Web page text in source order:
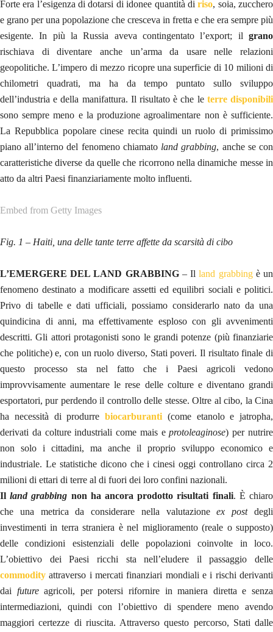
Forte era l’esigenza di dotarsi di idonee quantità diriso, soia, zucchero
e grano per una popolazione che cresceva in fretta e che era sempre più
esigente. In più la Russia aveva contingentato l’export; il grano
rischiava di diventare anche un’arma da usare nelle relazioni
geopolitiche. L’impero di mezzo ricopre una superficie di 10 milioni di
chilometri quadrati, ma ha da tempo puntato sullo sviluppo
dell’industria e della manifattura. Il risultato è che le terre disponibili
sono sempre meno e la produzione agroalimentare non è sufficiente.
La Repubblica popolare cinese recita quindi un ruolo di primissimo
piano all’interno del fenomeno chiamatoland grabbing, anche se con
caratteristiche diverse da quelle che ricorrono nella dinamiche messe in
atto da altri Paesi finanziariamente molto influenti.
Embed from Getty Images
Fig. 1 – Haiti, una delle tante terre affette da scarsità di cibo
L’EMERGERE DEL LAND GRABBING– Il land grabbingè un
fenomeno destinato a modificare assetti ed equilibri sociali e politici.
Privo di tabelle e dati ufficiali, possiamo considerarlo nato da una
quindicina di anni, ma effettivamente esploso con gli avvenimenti
descritti. Gli attori protagonisti sono le grandi potenze (più finanziarie
che politiche) e, con un ruolo diverso, Stati poveri. Il risultato finale di
questo processo sta nel fatto che i Paesi agricoli vedono
improvvisamente aumentare le rese delle colture e diventano grandi
esportatori, pur perdendo il controllo delle stesse. Oltre al cibo, la Cina
ha necessità di produrre biocarburanti (come etanolo e jatropha,
derivati da colture industriali come mais eprotoleaginose) per nutrire
non solo i cittadini, ma anche il proprio sviluppo economico e
industriale. Le statistiche dicono che i cinesi oggi controllano circa 2
milioni di ettari di terre al di fuori dei loro confini nazionali.
Illand grabbing non ha ancora prodotto risultati finali. È chiaro
che una metrica da considerare nella valutazioneex postdegli
investimenti in terra straniera è nel miglioramento (reale o supposto)
delle condizioni esistenziali delle popolazioni coinvolte in loco.
L’obiettivo dei Paesi ricchi sta nell’eludere il passaggio delle
commodityattraverso i mercati finanziari mondiali e i rischi derivanti
dai futureagricoli, per potersi rifornire in maniera diretta e senza
intermediazioni, quindi con l’obiettivo di spendere meno avendo
maggiori certezze di riuscita. Attraverso questo percorso, Stati dalle